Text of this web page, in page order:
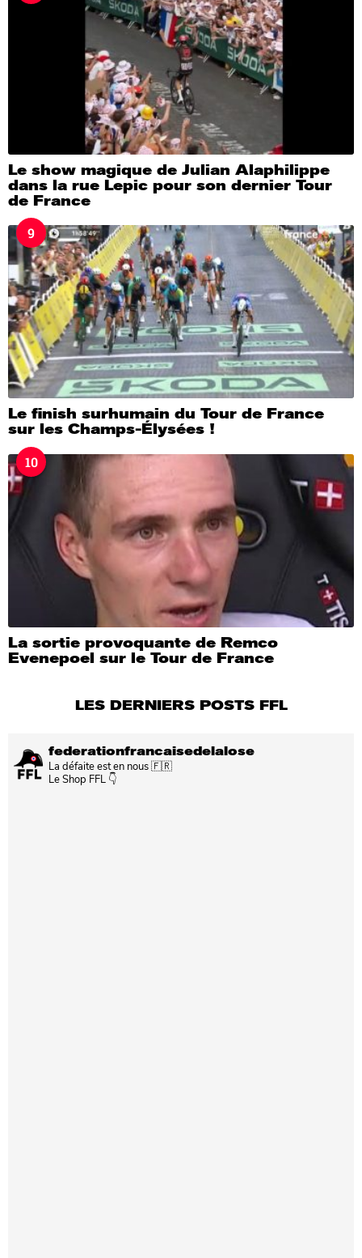
Le show magique de Julian Alaphilippe
dans la rue Lepic pour son dernier Tour
de France
9
Le finish surhumain du Tour de France
sur les Champs-Élysées !
10
La sortie provoquante de Remco
Evenepoel sur le Tour de France
LES DERNIERS POSTS FFL
federationfrancaisedelalose
La défaite est en nous 🇫🇷
Le Shop FFL 👇